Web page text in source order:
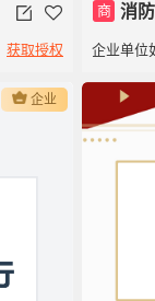
获取授权
商 消
企业单位
企业